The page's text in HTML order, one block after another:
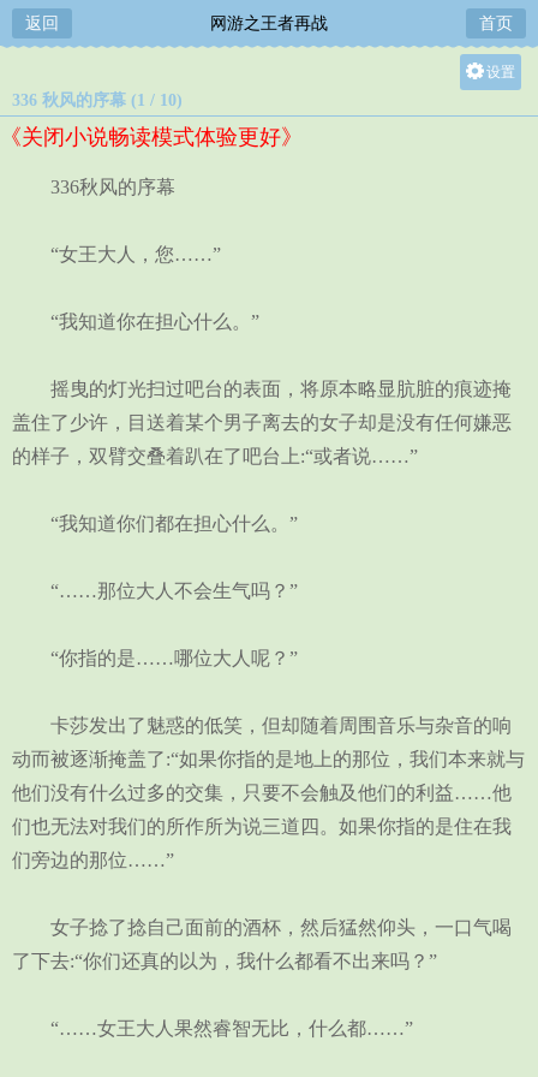
返回 网游之王者再战 首页
设置
336 秋风的序幕 (1 / 10)
《关闭小说畅读模式体验更好》
336秋风的序幕
“女王大人，您……”
“我知道你在担心什么。”
摇曳的灯光扫过吧台的表面，将原本略显肮脏的痕迹掩
盖住了少许，目送着某个男子离去的女子却是没有任何嫌恶
的样子，双臂交叠着趴在了吧台上:“或者说……”
“我知道你们都在担心什么。”
“……那位大人不会生气吗？”
“你指的是……哪位大人呢？”
卡莎发出了魅惑的低笑，但却随着周围音乐与杂音的响
动而被逐渐掩盖了:“如果你指的是地上的那位，我们本来就与
他们没有什么过多的交集，只要不会触及他们的利益……他
们也无法对我们的所作所为说三道四。如果你指的是住在我
们旁边的那位……”
女子捻了捻自己面前的酒杯，然后猛然仰头，一口气喝
了下去:“你们还真的以为，我什么都看不出来吗？”
“……女王大人果然睿智无比，什么都……”